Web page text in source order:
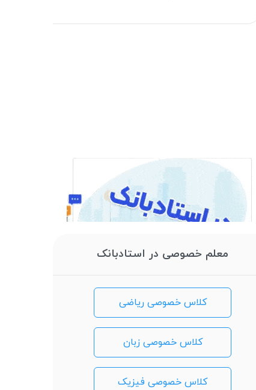
معلم خصوصی در استادبانک
کلاس خصوصی ریاضی
کلاس خصوصی زبان
کلاس خصوصی فیزیک